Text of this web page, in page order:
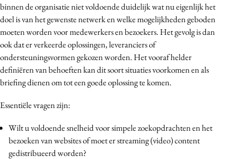
binnen de organisatie niet voldoende duidelijk wat nu eigenlijk het
doel is van het gewenste netwerk en welke mogelijkheden geboden
moeten worden voor medewerkers en bezoekers.Het gevolg is dan
ook dat er verkeerde oplossingen, leveranciers of
ondersteuningsvormen gekozen worden.Het vooraf helder
definiëren van behoeften kan dit soort situaties voorkomen en als
briefing dienen om tot een goede oplossing te komen.
Essentiële vragen zijn:
Wilt u voldoende snelheid voor simpele zoekopdrachten en het
bezoeken van websites of moet er streaming (video) content
gedistribueerd worden?